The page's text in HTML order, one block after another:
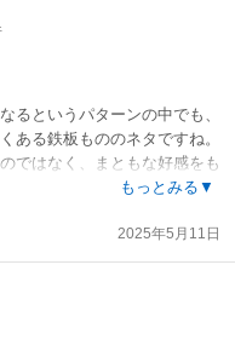
るというパターンの中でも、
ある鉄板もののネタですね。
ではなく、まともな好感をも
、何らかのミッションをクリ
のではなく、突発的なことで
して、暗くならずに楽しめる
すが。
もっとみる▼
2025年5月11日